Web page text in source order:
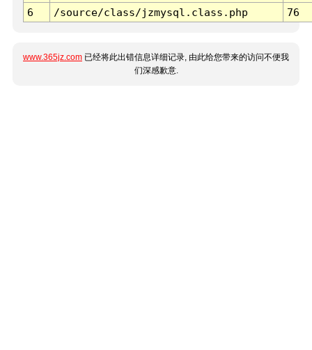
6
/source/class/jzmysql.class.php 76
www.365jz.com 已经将此出错信息详细记录, 由此给您带来的访问不便我
们深感歉意.